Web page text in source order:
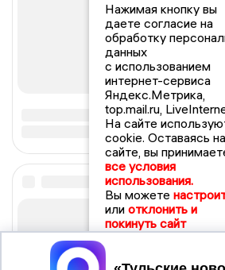
Нажимая кнопку вы
даете согласие на
обработку
данных
с использованием
интернет-сервиса
Яндекс.Метрика,
top.mail.ru,
На сайте
cookie. Оставаясь на
сайте, вы
все условия
использования.
Вы можете
или отклонить и
покинуть сайт
Принять